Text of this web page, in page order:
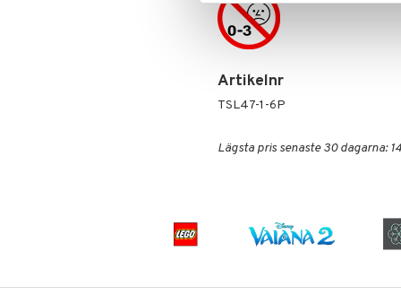
Artikelnr
TSL47-1-6P
Lägsta pris senaste 30 dagarna: